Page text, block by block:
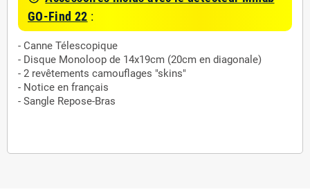
GO-Find 22 :
- Canne Télescopique
- Disque Monoloop de 14x19cm (20cm en diagonale)
- 2 revêtements camouflages "skins"
- Notice en français
- Sangle Repose-Bras